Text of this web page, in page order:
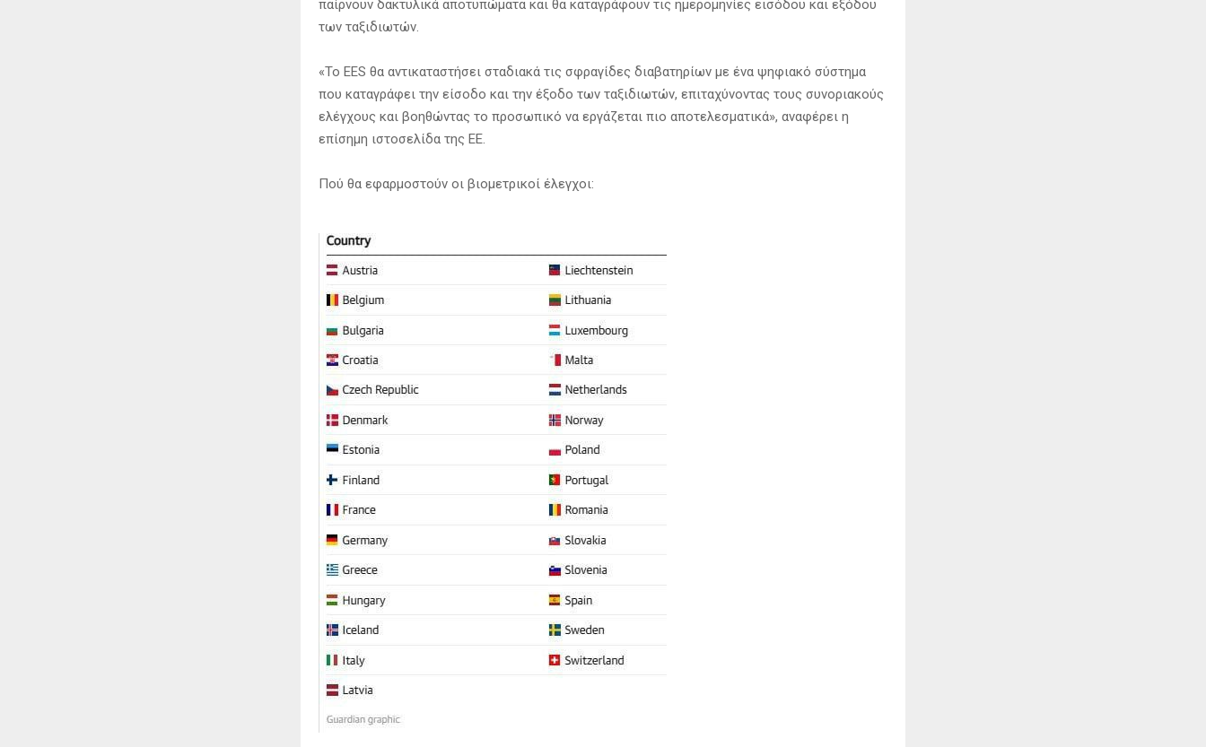
παίρνουν δακτυλικά αποτυπώματα και θα καταγράφουν τις ημερομηνίες εισόδου και εξόδου
των ταξιδιωτών.
«Το EES θα αντικαταστήσει σταδιακά τις σφραγίδες διαβατηρίων με ένα ψηφιακό σύστημα
που καταγράφει την είσοδο και την έξοδο των ταξιδιωτών, επιταχύνοντας τους συνοριακούς
ελέγχους και βοηθώντας το προσωπικό να εργάζεται πιο αποτελεσματικά», αναφέρει η
επίσημη ιστοσελίδα της ΕΕ.
Πού θα εφαρμοστούν οι βιομετρικοί έλεγχοι: